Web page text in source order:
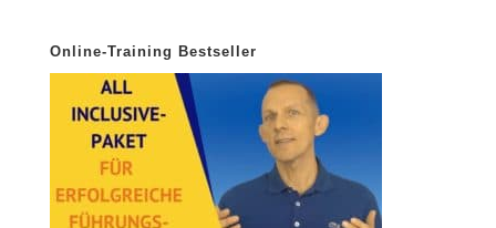
Online-Training Bestseller